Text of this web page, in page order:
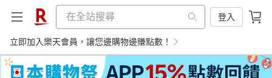
登入
立即加入樂天會員，讓您邊購物邊賺點數！